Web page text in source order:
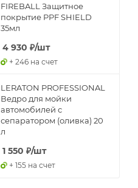
FIREBALL Защитное
покрытие PPF SHIELD
35мл
4 930 ₽/шт
+ 246 на счет
LERATON PROFESSIONAL
Ведро для мойки
автомобилей с
сепаратором (оливка) 20
л
1 550 ₽/шт
+ 155 на счет